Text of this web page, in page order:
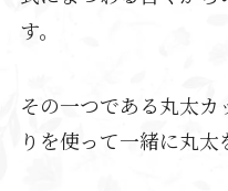
す。
その一つである丸太
りを使って一緒に丸太